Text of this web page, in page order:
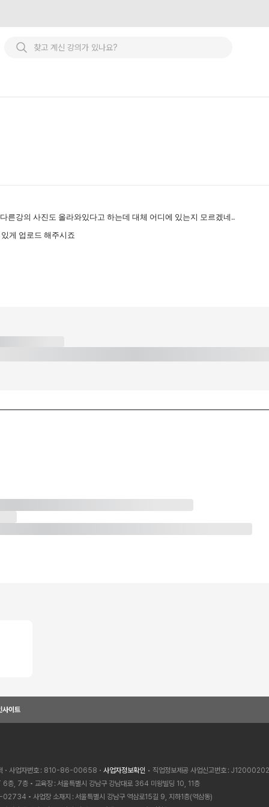
른강의 사진도 올라와있다고 하는데 대체 어디에 있는지 모르겠네..
게 업로드 해주시죠
사이트
사업자번호 810-86-00658 사업자정보확인 • 직업정보제공 사업신고번호
6층, 7층
교육장 서울특별시 강남구 강남대로 364 미왕빌딩 10, 11층
02734
사업장 소재지
서울특별시 강남구 역삼로15길 9, 지하1층(역삼동)